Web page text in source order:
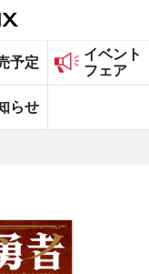
予定
イベント
フェア
らせ